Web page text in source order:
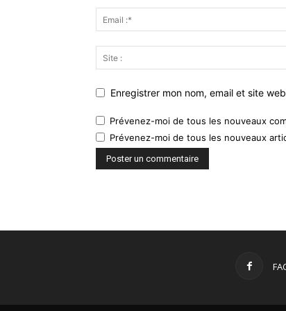
Enregistrer mon nom, email et site
Prévenez-moi de tous les nouveaux
Prévenez-moi de tous les nouveaux